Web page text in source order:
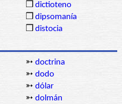
❒ dictioteno
❒ dipsomanía
❒ distocia
➳ doctrina
➳ dodo
➳ dólar
➳ dolmán